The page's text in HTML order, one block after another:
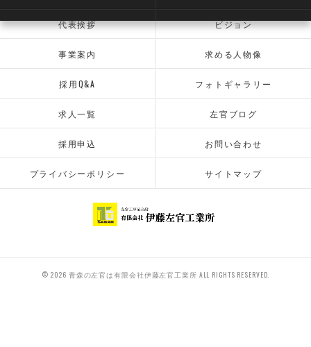
代表挨拶 ビジョン
事業案内 求める人物像
採用Q&A フォトギャラリー
求人一覧 左官ブログ
採用申込 お問い合わせ
プライバシーポリシー サイトマップ
© 2026 青森の左官は有限会社伊藤左官工業所 ALL RIGHTS RESERVED.